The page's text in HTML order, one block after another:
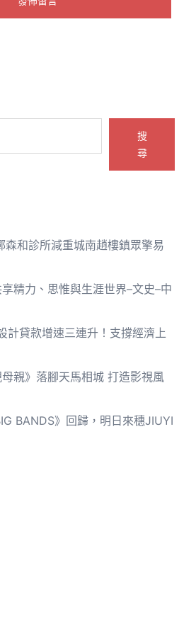
搜
尋
森和診所減重城南趙樓鎮眾擎易
精力、思惟與生涯世界–文史–中
計貸款增速三連升！支撐經濟上
母親》落腳天馬相城 打造影視風
BANDS》回歸，明日來穗JIUYI